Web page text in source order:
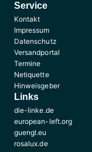
Service
Kontakt
Impressum
Datenschutz
Versandportal
Termine
Netiquette
Hinweisgeber
Links
die-linke.de
european-left.org
guengl.eu
rosalux.de